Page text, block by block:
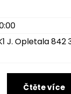
J. Opletala 842
Čtěte více